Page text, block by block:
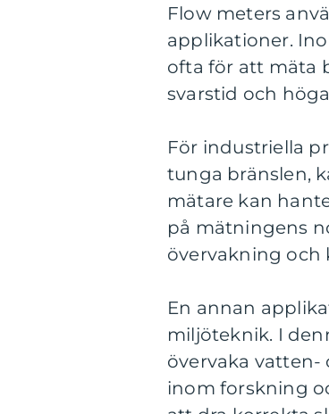
Flow meters
applikationer.
ofta för att mäta
svarstid och
För industriella
tunga bränslen,
mätare kan
på mätningens
övervakning och
En annan
miljöteknik. I
övervaka vatten-
inom forskning